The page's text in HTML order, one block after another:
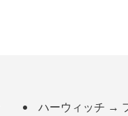
ハーウィッチ →